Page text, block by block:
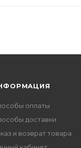
оплаты
доставки
и возврат товара